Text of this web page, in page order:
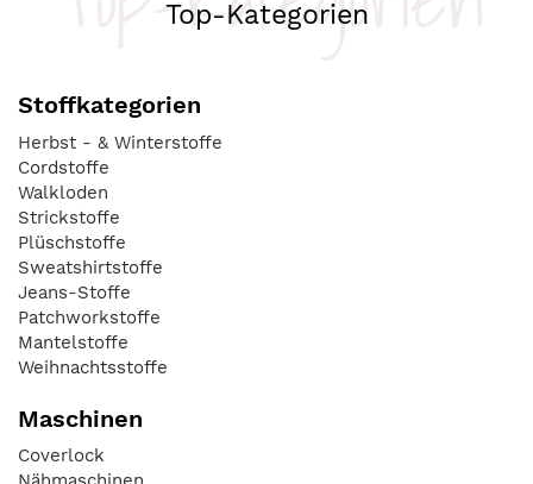
Top-Kategorien
Stoffkategorien
Herbst - & Winterstoffe
Cordstoffe
Walkloden
Strickstoffe
Plüschstoffe
Sweatshirtstoffe
Jeans-Stoffe
Patchworkstoffe
Mantelstoffe
Weihnachtsstoffe
Maschinen
Coverlock